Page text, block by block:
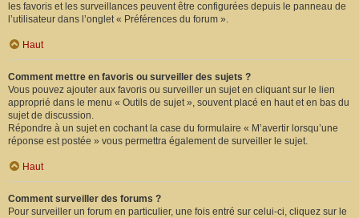
les favoris et les surveillances peuvent être configurées depuis le panneau de
l’utilisateur dans l’onglet « Préférences du forum ».
Haut
Comment mettre en favoris ou surveiller des sujets ?
Vous pouvez ajouter aux favoris ou surveiller un sujet en cliquant sur le lien
approprié dans le menu « Outils de sujet », souvent placé en haut et en bas du
sujet de discussion.
Répondre à un sujet en cochant la case du formulaire « M’avertir lorsqu’une
réponse est postée » vous permettra également de surveiller le sujet.
Haut
Comment surveiller des forums ?
Pour surveiller un forum en particulier, une fois entré sur celui-ci, cliquez sur le